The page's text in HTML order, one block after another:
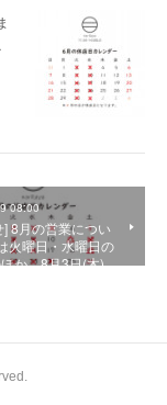
08:00
] 8月の営業につい
火曜日・水曜日の
か、8月3日(木)…